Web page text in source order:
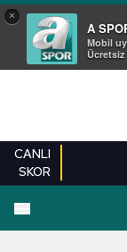
×
A
Mobil
CANLI
SKOR